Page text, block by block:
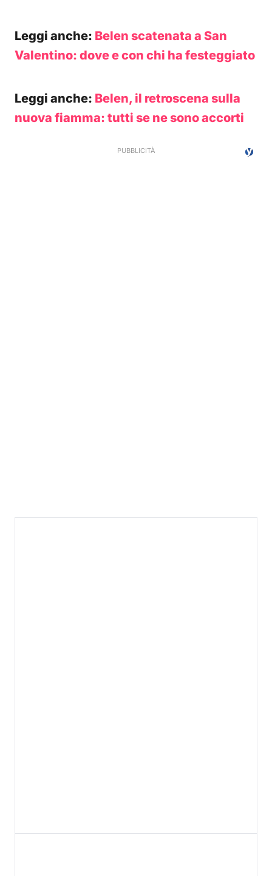
Leggi anche: Belen scatenata a San
Valentino: dove e con chi ha festeggiato
Leggi anche: Belen, il retroscena sulla
nuova fiamma: tutti se ne sono accorti